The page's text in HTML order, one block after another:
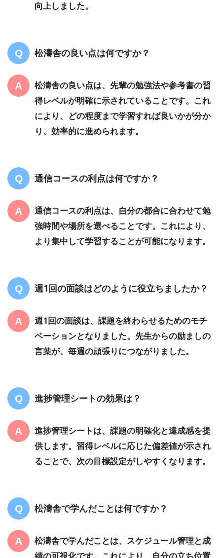
向上しました。
松濤舎の良い点は何ですか？
松濤舎の良い点は、先輩の勉強法や参考書の習
得レベルが明確に示されていることです。これ
により、どの程度まで学習すれば良いかが分か
り、効率的に進められます。
通信コースの利点は何ですか？
通信コースの利点は、自分の都合に合わせて勉
強時間や場所を選べることです。これにより、
より集中して学習することが可能になります。
週1回の面談はどのように役立ちましたか？
週1回の面談は、課題を終わらせるためのモチ
ベーションとなりました。先生からの励ましの
言葉が、毎週の頑張りにつながりました。
進捗管理シートの効果は？
進捗管理シートは、課題の明確化と達成感を提
供します。習得レベルに応じた偏差値が示され
ることで、次の目標設定がしやすくなります。
松濤舎で学んだことは何ですか？
松濤舎で学んだことは、スケジュール管理と成
績の可視化です。これにより、自分の立ち位置